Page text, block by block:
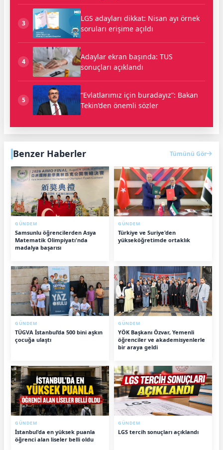
3
LGS adayları dikkat: Nisan ayı örnek
soruları erişime açıldı
4
Adaylar ekran başında: TUS
sonuçları açıklandı
5
“Evlatlarımız için buradayız”: Bakan
Tekin’den önemli sözler
Benzer Haberler Tümünü Gör
GÜNDEM
Samsunlu öğrencilerden Asya
Matematik Olimpiyatı'nda
madalya başarısı
GÜNDEM
Türkiye ve Suriye'den
yükseköğretimde ortaklık
GÜNDEM
TÜGVA İstanbul’da 500 bini aşkın
çocuğa ulaştı
GÜNDEM
YÖK Başkanı Özvar, Yemenli
öğrenciler ve akademisyenlerle
bir araya geldi
GÜNDEM
İstanbul'da en yüksek puanla
öğrenci alan liseler belli oldu
GÜNDEM
LGS tercih sonuçları açıklandı